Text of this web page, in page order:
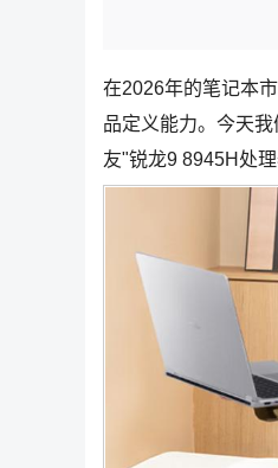
在2026年的笔记本
品定义能力。今天
友"锐龙9 8945H处